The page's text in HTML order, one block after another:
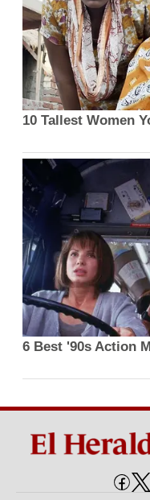
10 Tallest Women
6 Best '90s Action